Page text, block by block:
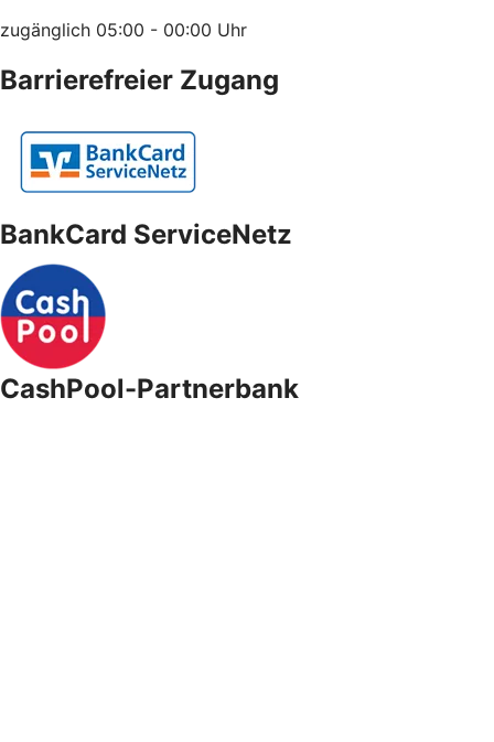
zugänglich 05:00 - 00:00 Uhr
Barrierefreier Zugang
BankCard ServiceNetz
CashPool-Partnerbank